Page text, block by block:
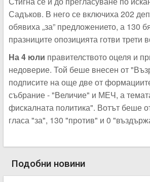
Садъков. В него се включиха 202
обявиха „за” предложението, а 130
празниците опозицията готви трети
На 4 юли правителството оцеля и
недоверие. Той беше внесен от
подписите на още две от
събрание - "Величие" и МЕЧ, а
фискалната политика". Вотът беше
гласа "за", 130 "против" и 0
Подобни новини